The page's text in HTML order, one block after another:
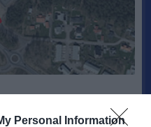
Personal Information